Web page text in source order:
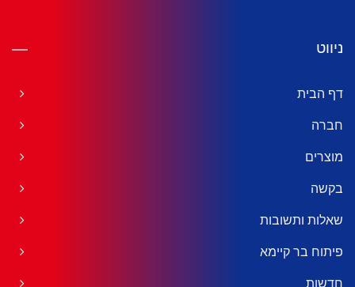
ניווט
דף הבית
חברה
מוצרים
בקשה
שאלות ותשובות
פיתוח בר קיימא
חדשות